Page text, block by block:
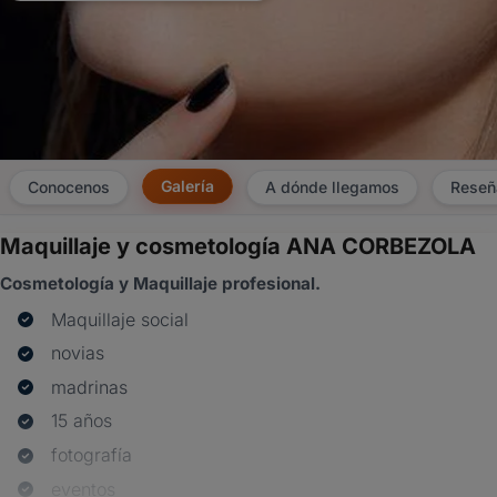
Conocenos Galería A dónde llegamos
Maquillaje y cosmetología ANA CORBEZOLA
Cosmetología y Maquillaje profesional.
Maquillaje social
novias
madrinas
15 años
fotografía
eventos
×
¿Ya
cuenta?
Iniciá
sesión
aquí